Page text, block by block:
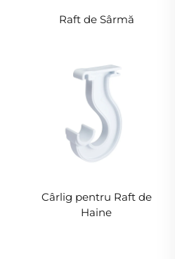
Raft de Sârmă
Cârlig pentru Raft de
Haine